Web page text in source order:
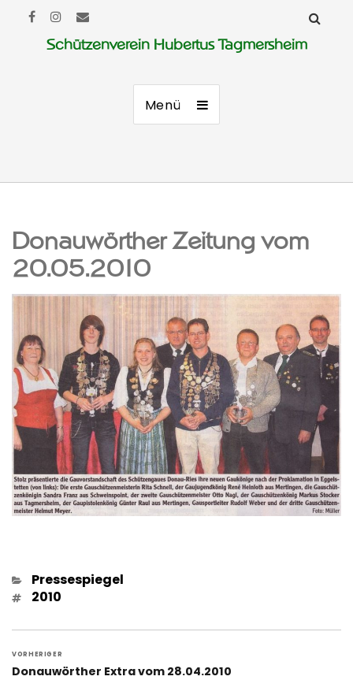
Schützenverein Hubertus Tagmersheim
Menü
Donauwörther Zeitung vom
20.05.2010
Kategorien
Pressespiegel
Schlagwörter
2010
VORHERIGER
Vorheriger
Donauwörther Extra vom 28.04.2010